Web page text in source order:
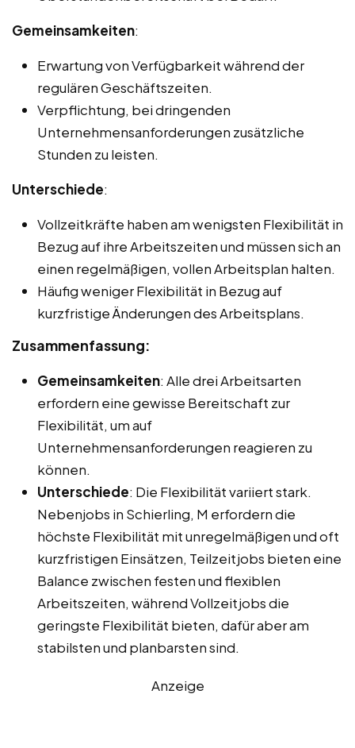
Gemeinsamkeiten:
Erwartung von Verfügbarkeit während der
regulären Geschäftszeiten.
Verpflichtung, bei dringenden
Unternehmensanforderungen zusätzliche
Stunden zu leisten.
Unterschiede:
Vollzeitkräfte haben am wenigsten Flexibilität in
Bezug auf ihre Arbeitszeiten und müssen sich an
einen regelmäßigen, vollen Arbeitsplan halten.
Häufig weniger Flexibilität in Bezug auf
kurzfristige Änderungen des Arbeitsplans.
Zusammenfassung:
Gemeinsamkeiten: Alle drei Arbeitsarten
erfordern eine gewisse Bereitschaft zur
Flexibilität, um auf
Unternehmensanforderungen reagieren zu
können.
Unterschiede: Die Flexibilität variiert stark.
Nebenjobs in Schierling, M erfordern die
höchste Flexibilität mit unregelmäßigen und oft
kurzfristigen Einsätzen, Teilzeitjobs bieten eine
Balance zwischen festen und flexiblen
Arbeitszeiten, während Vollzeitjobs die
geringste Flexibilität bieten, dafür aber am
stabilsten und planbarsten sind.
Anzeige